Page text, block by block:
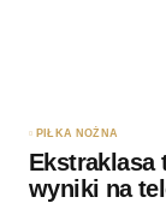
PIŁKA NOŻNA
Ekstraklasa
wyniki na